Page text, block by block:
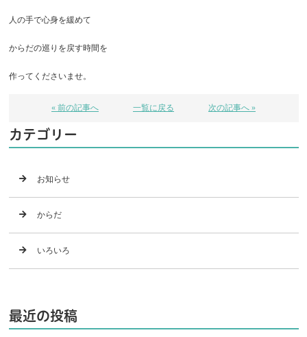
人の手で心身を緩めて
からだの巡りを戻す時間を
作ってくださいませ。
« 前の記事へ 一覧に戻る 次の記事へ »
カテゴリー
お知らせ
からだ
いろいろ
最近の投稿